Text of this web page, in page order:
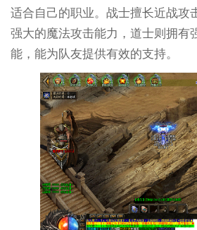
适合自己的职业。战士擅长近战攻
强大的魔法攻击能力，道士则拥有
能，能为队友提供有效的支持。